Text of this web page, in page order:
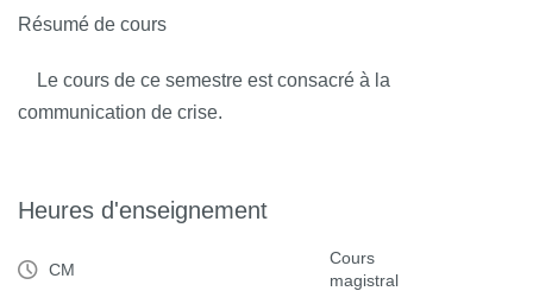
Résumé de cours
Le cours de ce semestre est consacré à la
communication de crise.
Heures d'enseignement
CM
Cours
magistral